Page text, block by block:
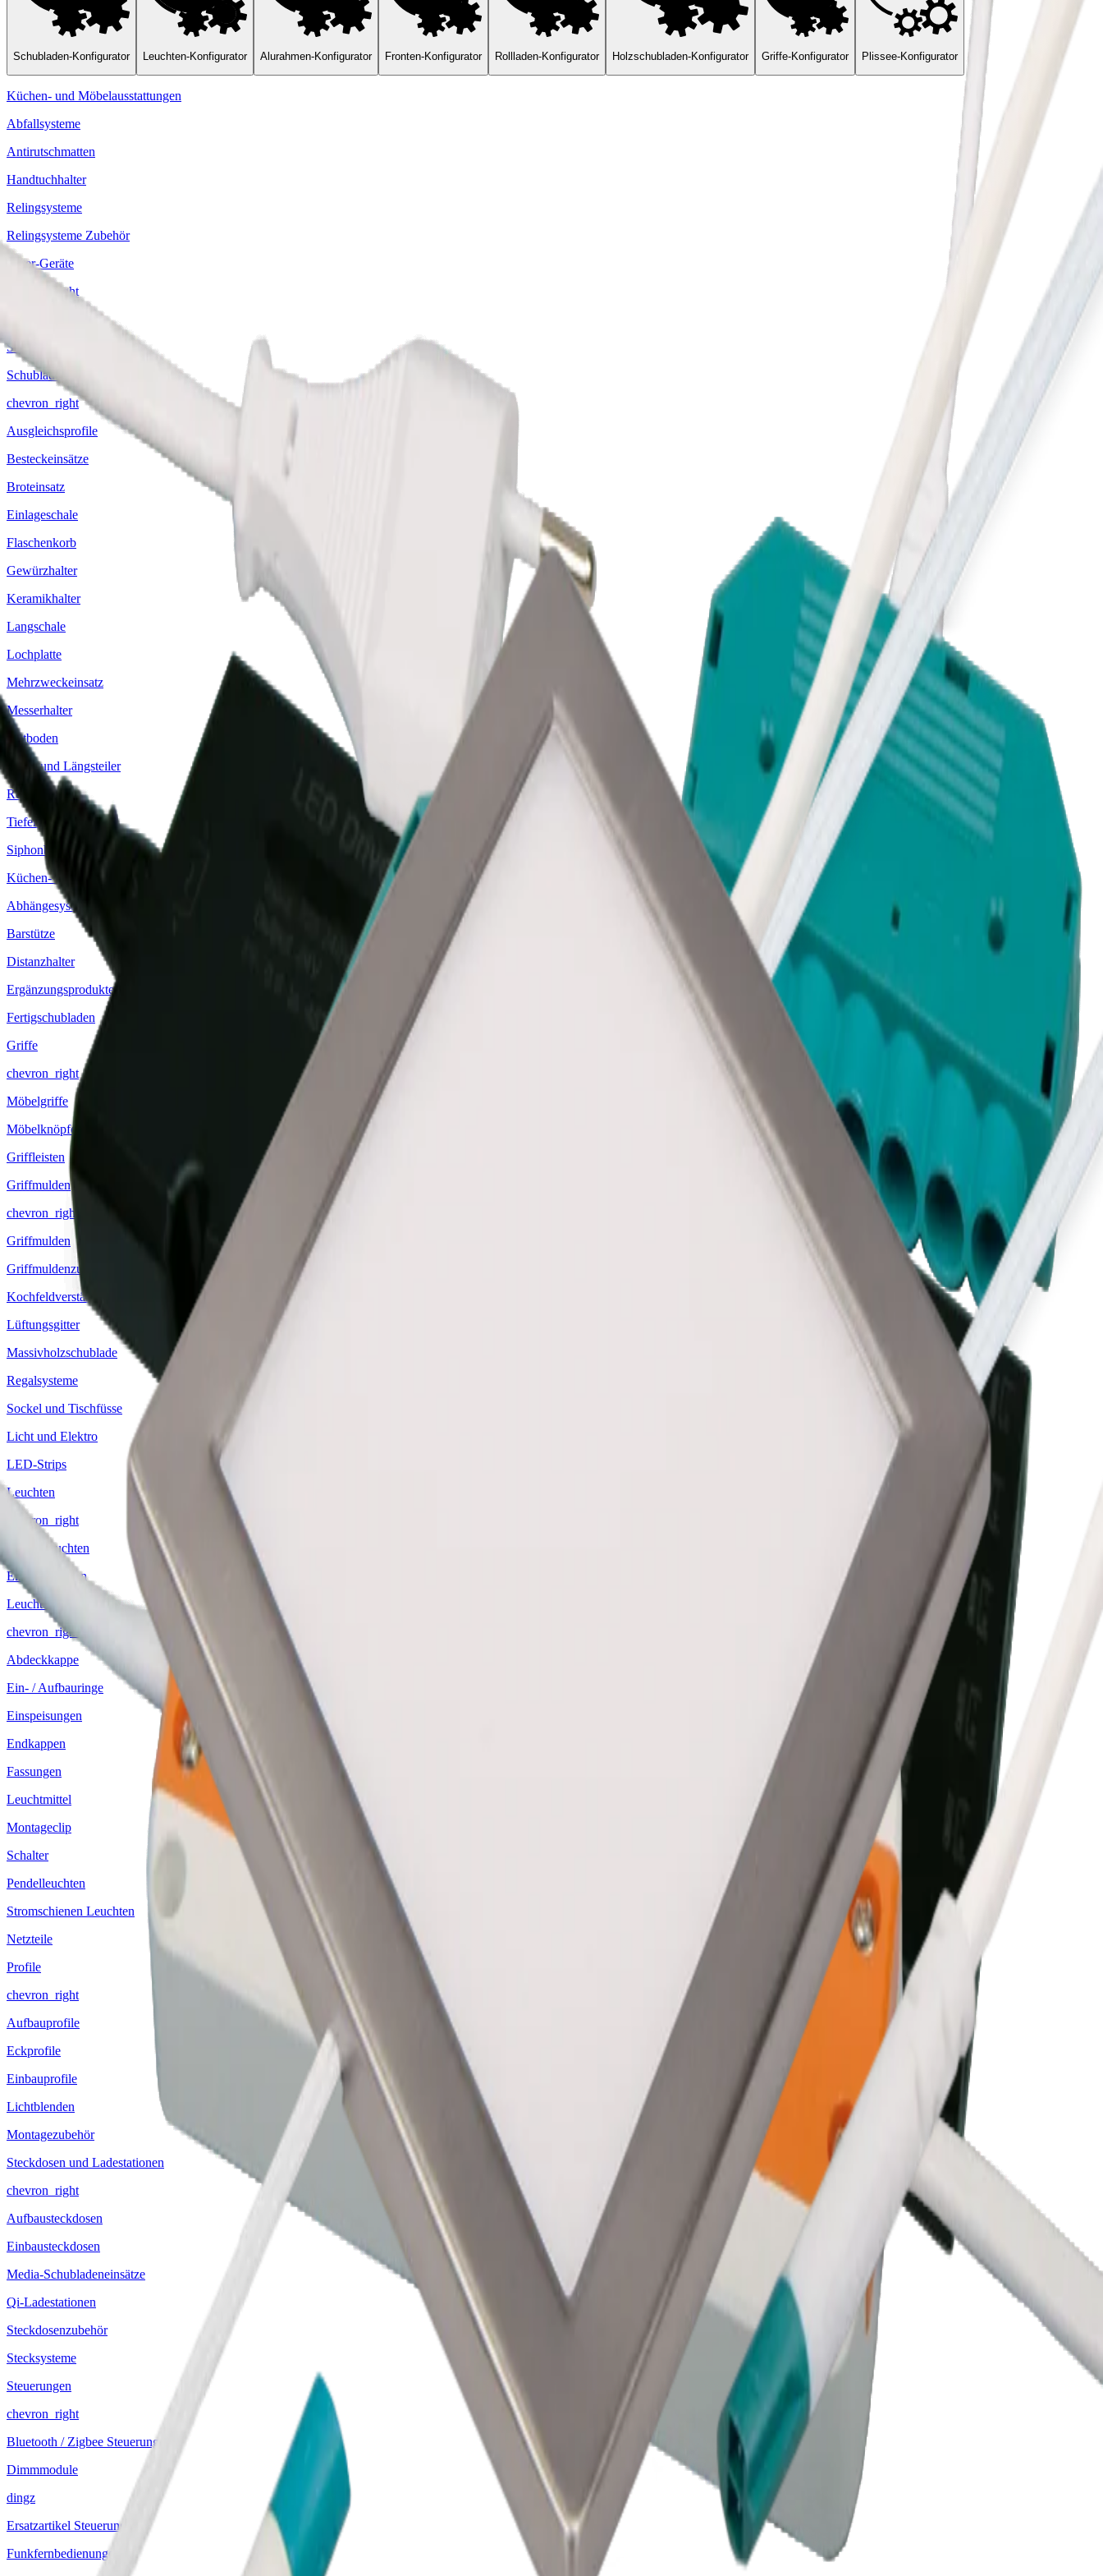
Schubladen-Konfigurator Leuchten-Konfigurator Alurahmen-Konfigurator Fronten-Konfigurator Rollladen-Konfigurator Holzschubladen-Konfigurator Griffe-Konfigurator Plissee-Konfigurator
Küchen- und Möbelausstattungen
Abfallsysteme
Antirutschmatten
Handtuchhalter
Relingsysteme
Relingsysteme Zubehör
Ritter-Geräte
chevron_right
Sockelstaubsauger
Schubladeneinsätze
chevron_right
Ausgleichsprofile
Besteckeinsätze
Broteinsatz
Einlageschale
Flaschenkorb
Gewürzhalter
Keramikhalter
Langschale
Lochplatte
Mehrzweckeinsatz
Messerhalter
Nutboden
Quer- und Längsteiler
Rollenhalter
Tiefenausgleich
Siphonbleche
Küchen- und Möbelbeschläge
Abhängesystem
Barstütze
Distanzhalter
Ergänzungsprodukte
Fertigschubladen
Griffe
chevron_right
Möbelgriffe
Möbelknöpfe
Griffleisten
Griffmulden
chevron_right
Griffmulden
Griffmuldenzubehör
Kochfeldverstärkungssteg
Lüftungsgitter
Massivholzschublade
Regalsysteme
Sockel und Tischfüsse
Licht und Elektro
LED-Strips
Leuchten
chevron_right
Aufbauleuchten
Einbauleuchten
Leuchtenzubehör
chevron_right
Abdeckkappe
Ein- / Aufbauringe
Einspeisungen
Endkappen
Fassungen
Leuchtmittel
Montageclip
Schalter
Pendelleuchten
Stromschienen Leuchten
Netzteile
Profile
chevron_right
Aufbauprofile
Eckprofile
Einbauprofile
Lichtblenden
Montagezubehör
Steckdosen und Ladestationen
chevron_right
Aufbausteckdosen
Einbausteckdosen
Media-Schubladeneinsätze
Qi-Ladestationen
Steckdosenzubehör
Stecksysteme
Steuerungen
chevron_right
Bluetooth / Zigbee Steuerungen
Dimmmodule
dingz
Ersatzartikel Steuerungen
Funkfernbedienungen